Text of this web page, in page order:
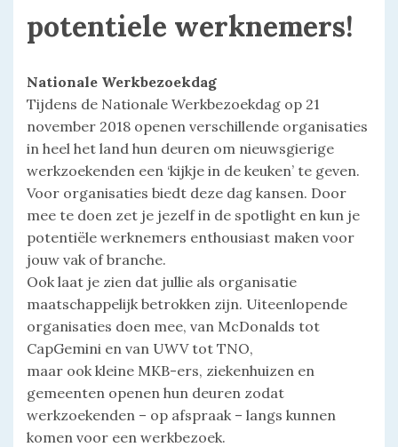
potentiele werknemers!
Nationale Werkbezoekdag
Tijdens de Nationale Werkbezoekdag op 21
november 2018 openen verschillende organisaties
in heel het land hun deuren om nieuwsgierige
werkzoekenden een ‘kijkje in de keuken’ te geven.
Voor organisaties biedt deze dag kansen. Door
mee te doen zet je jezelf in de spotlight en kun je
potentiële werknemers enthousiast maken voor
jouw vak of branche.
Ook laat je zien dat jullie als organisatie
maatschappelijk betrokken zijn. Uiteenlopende
organisaties doen mee, van McDonalds tot
CapGemini en van UWV tot TNO,
maar ook kleine MKB-ers, ziekenhuizen en
gemeenten openen hun deuren zodat
werkzoekenden – op afspraak – langs kunnen
komen voor een werkbezoek.